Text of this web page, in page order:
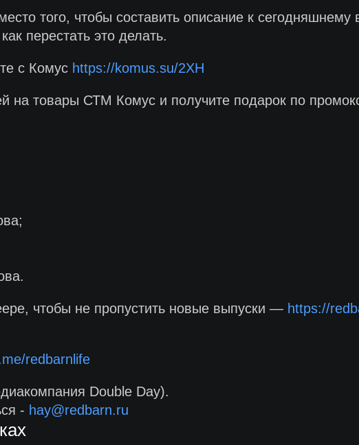
того, чтобы составить описание к
перестать это делать.
с Комус https://komus.su/2XH
на товары СТМ Комус и получите подарок по
чтобы не пропустить новые выпуски — https://
redbarnlife
Double Day).
- hay@redbarn.ru